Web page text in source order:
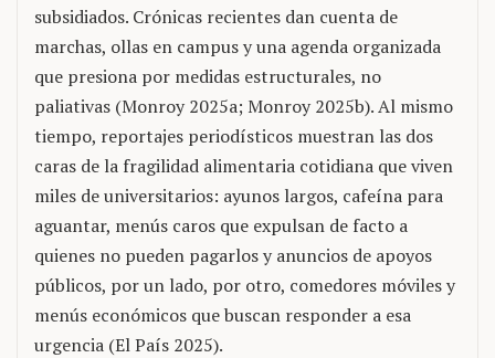
subsidiados. Crónicas recientes dan cuenta de
marchas, ollas en campus y una agenda organizada
que presiona por medidas estructurales, no
paliativas (Monroy 2025a; Monroy 2025b). Al mismo
tiempo, reportajes periodísticos muestran las dos
caras de la fragilidad alimentaria cotidiana que viven
miles de universitarios: ayunos largos, cafeína para
aguantar, menús caros que expulsan de facto a
quienes no pueden pagarlos y anuncios de apoyos
públicos, por un lado, por otro, comedores móviles y
menús económicos que buscan responder a esa
urgencia (El País 2025).